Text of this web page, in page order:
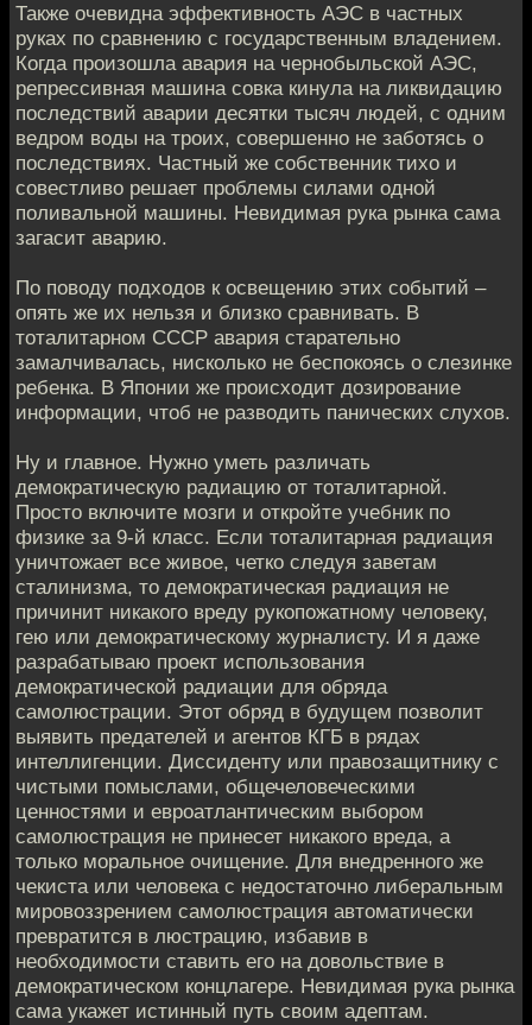
Также очевидна эффективность АЭС в частных
руках по сравнению с государственным владением.
Когда произошла авария на чернобыльской АЭС,
репрессивная машина совка кинула на ликвидацию
последствий аварии десятки тысяч людей, с одним
ведром воды на троих, совершенно не заботясь о
последствиях. Частный же собственник тихо и
совестливо решает проблемы силами одной
поливальной машины. Невидимая рука рынка сама
загасит аварию.
По поводу подходов к освещению этих событий –
опять же их нельзя и близко сравнивать. В
тоталитарном СССР авария старательно
замалчивалась, нисколько не беспокоясь о слезинке
ребенка. В Японии же происходит дозирование
информации, чтоб не разводить панических слухов.
Ну и главное. Нужно уметь различать
демократическую радиацию от тоталитарной.
Просто включите мозги и откройте учебник по
физике за 9-й класс. Если тоталитарная радиация
уничтожает все живое, четко следуя заветам
сталинизма, то демократическая радиация не
причинит никакого вреду рукопожатному человеку,
гею или демократическому журналисту. И я даже
разрабатываю проект использования
демократической радиации для обряда
самолюстрации. Этот обряд в будущем позволит
выявить предателей и агентов КГБ в рядах
интеллигенции. Диссиденту или правозащитнику с
чистыми помыслами, общечеловеческими
ценностями и евроатлантическим выбором
самолюстрация не принесет никакого вреда, а
только моральное очищение. Для внедренного же
чекиста или человека с недостаточно либеральным
мировоззрением самолюстрация автоматически
превратится в люстрацию, избавив в
необходимости ставить его на довольствие в
демократическом концлагере. Невидимая рука рынка
сама укажет истинный путь своим адептам.